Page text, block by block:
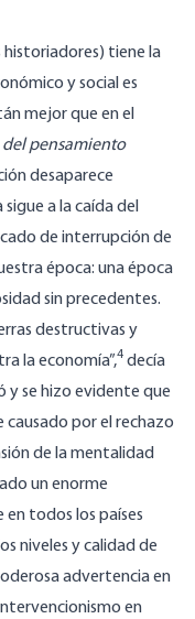
historiadores) tiene la
y social es
mejor que en el
del pensamiento
desaparece
a la caída del
de interrupción de
época: una época
sin precedentes.
destructivas y
la economía”,4 decía
y se hizo evidente que
causado por el rechazo
de la mentalidad
un enorme
todos los países
niveles y calidad de
advertencia en
en